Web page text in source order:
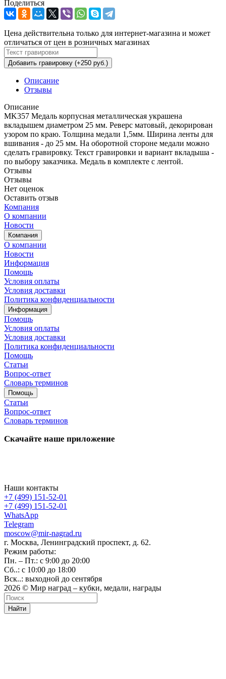
Поделиться
Цена действительна только для интернет-магазина и может
отличаться от цен в розничных магазинах
Добавить гравировку (+250 руб.)
Описание
Отзывы
Описание
MK357 Медаль корпусная металлическая украшена
вкладышем диаметром 25 мм. Реверс матовый, декорирован
узором по краю. Толщина медали 1,5мм. Ширина ленты для
вшивания - до 25 мм. На оборотной стороне медали можно
сделать гравировку. Текст гравировки и вариант вкладыша -
по выбору заказчика. Медаль в комплекте с лентой.
Отзывы
Отзывы
Нет оценок
Оставить отзыв
Компания
О компании
Новости
Компания
О компании
Новости
Информация
Помощь
Условия оплаты
Условия доставки
Политика конфиденциальности
Информация
Помощь
Условия оплаты
Условия доставки
Политика конфиденциальности
Помощь
Статьи
Вопрос-ответ
Словарь терминов
Помощь
Статьи
Вопрос-ответ
Словарь терминов
Скачайте наше приложение
Наши контакты
+7 (499) 151-52-01
+7 (499) 151-52-01
WhatsApp
Telegram
moscow@mir-nagrad.ru
г. Москва, Ленинградский проспект, д. 62.
Режим работы:
Пн. – Пт.: с 9:00 до 20:00
Сб..: с 10:00 до 18:00
Вск..: выходной до сентября
2026 © Мир наград – кубки, медали, награды
Найти